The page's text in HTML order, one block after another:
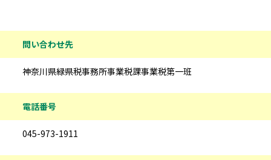
問い合わせ先
神奈川県緑県税事務所事業税課事業税第一班
電話番号
045-973-1911